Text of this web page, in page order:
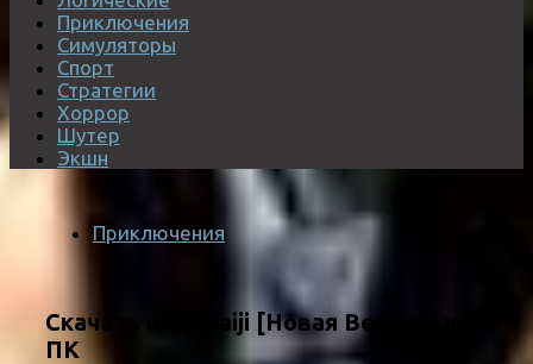
Приключения
Симуляторы
Спорт
Стратегии
Хоррор
Шутер
Экшн
Приключения
Скачать игру Taiji [Новая Версия] на
ПК